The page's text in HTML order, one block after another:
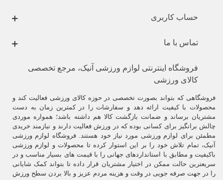
حساب کاربری
تماس با ما
فروشگاه اینترنتی لوازم ورزشی آنیک، مرجع تخصصی
کالای ورزشی
فروشگاهی که بتواند بصورت تخصصی در حوزه کالای ورزشی فعالیت کند و
محصولات با کیفیت ارائه دهد و سفارشات را در کمترین زمان به دست
مشتریان برساند و ضمانت بازگشت کالا هم داشته باشد؛ همواره موردی
چالش برانگیز برای کسانی بوده که در ورزش فعالیت دارند و نیازمند خریدی
مطمئن برای لوازم ورزشی مورد نیاز خود هستند. فروشگاه لوازم ورزشی
آنیک، تمام تلاش خود را بر این استوار کرده تا محصولات و لوازم ورزشی
باکیفیت و مطابق با استانداردهای جهانی را با قیمت های بسیار مناسب و در
سریعترین حالت ممکن در اختیار مشتریان قرار داده تا بتواند کمک شایانی
را در جهت صرفه جویی در وقت و هزینه مردم عزیز و بالا بردن سطح ورزش